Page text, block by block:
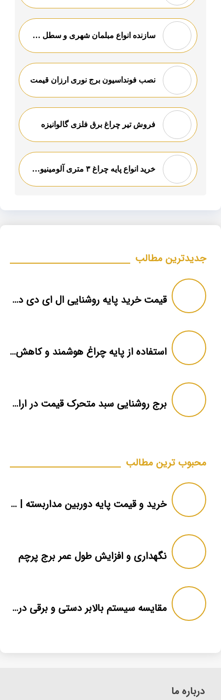
سازنده انواع مبلمان شهری و سطل زباله
نصب فونداسیون برج نوری ارزان قیمت
فروش تیر چراغ برق فلزی گالوانیزه
خرید انواع پایه چراغ ۳ متری آلومینیوم ارزان قیمت
جدیدترین مطالب
قیمت خرید پایه روشنایی ال ای دی در شیراز
استفاده از پایه‌ چراغ هوشمند و کاهش تلفات انرژی شهری
برج روشنایی سبد متحرک قیمت در اراک
محبوب ترین مطالب
خرید و قیمت پایه دوربین مداربسته | دکل دوربین
نگهداری و افزایش طول عمر برج پرچم
مقایسه سیستم بالابر دستی و برقی در برج پرچم
درباره ما